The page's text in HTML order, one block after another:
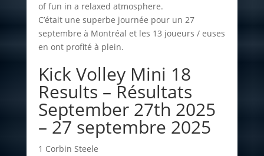
of fun in a relaxed atmosphere.
C’était une superbe journée pour un 27
septembre à Montréal et les 13 joueurs / euses
en ont profité à plein.
Kick Volley Mini 18
Results – Résultats
September 27th 2025
– 27 septembre 2025
1 Corbin Steele